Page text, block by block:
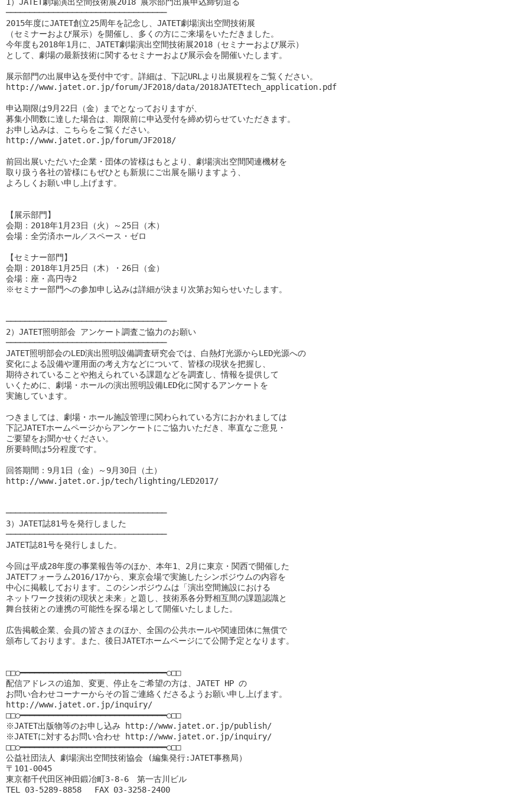
──────────────────────────────────
2015年度にJATET創立25周年を記念し、JATET劇場演出空間技術展
（セミナーおよび展示）を開催し、多くの方にご来場をいただきました。
今年度も2018年1月に、JATET劇場演出空間技術展2018（セミナーおよび展示）
として、劇場の最新技術に関するセミナーおよび展示会を開催いたします。
展示部門の出展申込を受付中です。詳細は、下記URLより出展規程をご覧ください。
http://www.jatet.or.jp/forum/JF2018/data/2018JATETtech_application.pdf
申込期限は9月22日（金）までとなっておりますが、
募集小間数に達した場合は、期限前に申込受付を締め切らせていただきます。
お申し込みは、こちらをご覧ください。
http://www.jatet.or.jp/forum/JF2018/
前回出展いただいた企業・団体の皆様はもとより、劇場演出空間関連機材を
取り扱う各社の皆様にもぜひとも新規にご出展を賜りますよう、
よろしくお願い申し上げます。
【展示部門】
会期：2018年1月23日（火）～25日（木）
会場：全労済ホール／スペース・ゼロ
【セミナー部門】
会期：2018年1月25日（木）・26日（金）
会場：座・高円寺2
※セミナー部門への参加申し込みは詳細が決まり次第お知らせいたします。
──────────────────────────────────
2）JATET照明部会 アンケート調査ご協力のお願い
──────────────────────────────────
JATET照明部会のLED演出照明設備調査研究会では、白熱灯光源からLED光源への
変化による設備や運用面の考え方などについて、皆様の現状を把握し、
期待されていることや抱えられている課題などを調査し、情報を提供して
いくために、劇場・ホールの演出照明設備LED化に関するアンケートを
実施しています。
つきましては、劇場・ホール施設管理に関わられている方におかれましては
下記JATETホームページからアンケートにご協力いただき、率直なご意見・
ご要望をお聞かせください。
所要時間は5分程度です。
回答期間：9月1日（金）～9月30日（土）
http://www.jatet.or.jp/tech/lighting/LED2017/
──────────────────────────────────
3）JATET誌81号を発行しました
──────────────────────────────────
JATET誌81号を発行しました。
今回は平成28年度の事業報告等のほか、本年1、2月に東京・関西で開催した
JATETフォーラム2016/17から、東京会場で実施したシンポジウムの内容を
中心に掲載しております。このシンポジウムは「演出空間施設における
ネットワーク技術の現状と未来」と題し、技術系各分野相互間の課題認識と
舞台技術との連携の可能性を探る場として開催いたしました。
広告掲載企業、会員の皆さまのほか、全国の公共ホールや関連団体に無償で
頒布しております。また、後日JATETホームページにて公開予定となります。
□□○━━━━━━━━━━━━━━━━━━━━━━━━━━━━━━━○□□
配信アドレスの追加、変更、停止をご希望の方は、JATET HP の
お問い合わせコーナーからその旨ご連絡くださるようお願い申し上げます。
http://www.jatet.or.jp/inquiry/
□□○━━━━━━━━━━━━━━━━━━━━━━━━━━━━━━━○□□
※JATET出版物等のお申し込み http://www.jatet.or.jp/publish/
※JATETに対するお問い合わせ http://www.jatet.or.jp/inquiry/
□□○━━━━━━━━━━━━━━━━━━━━━━━━━━━━━━━○□□
公益社団法人 劇場演出空間技術協会 (編集発行:JATET事務局）
〒101-0045
東京都千代田区神田鍛冶町3-8-6　第一古川ビル
TEL 03-5289-8858 　FAX 03-3258-2400